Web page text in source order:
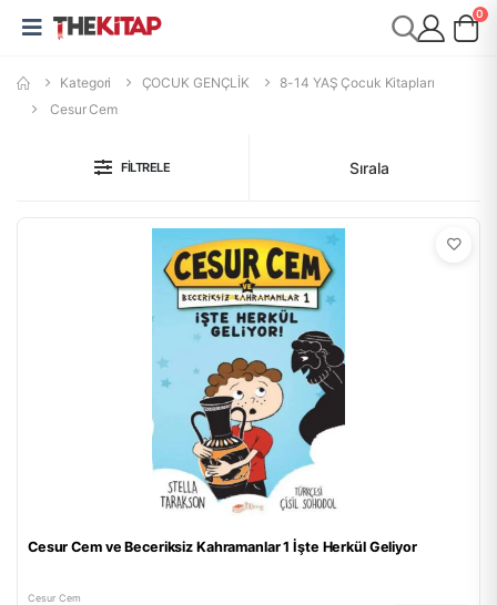
0
Kategori ÇOCUK GENÇLİK
8-14 YAŞ Çocuk Kitapları
Cesur Cem
FILTRELE Sırala
Cesur Cem ve Beceriksiz Kahramanlar 1 İşte Herkül Geliyor
Cesur Cem